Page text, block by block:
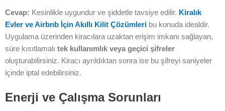
Cevap: Kesinlikle uygundur ve şiddetle tavsiye edilir. Kiralık
Evler ve Airbnb İçin Akıllı Kilit Çözümleri bu konuda idealdir.
Uygulama üzerinden kiracılara uzaktan erişim imkanı sağlayan,
süre kısıtlamalı tek kullanımlık veya geçici şifreler
oluşturabilirsiniz. Kiracı ayrıldıktan sonra ise bu şifreyi saniyeler
içinde iptal edebilirsiniz.
Enerji ve Çalışma Sorunları